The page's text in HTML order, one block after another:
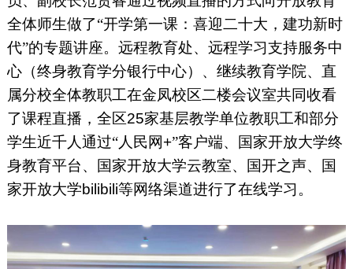
全体师生做了“开学第一课：喜迎二十大，建功新时
代”的专题讲座。远程教育处、远程学习支持服务中
心（终身教育学分银行中心）、继续教育学院、直
属分校全体教职工在金凤校区二楼会议室共同收看
了课程直播，全区25家基层教学单位教职工和部分
学生近千人通过“人民网+”客户端、国家开放大学终
身教育平台、国家开放大学云教室、国开之声、国
家开放大学bilibili等网络渠道进行了在线学习。